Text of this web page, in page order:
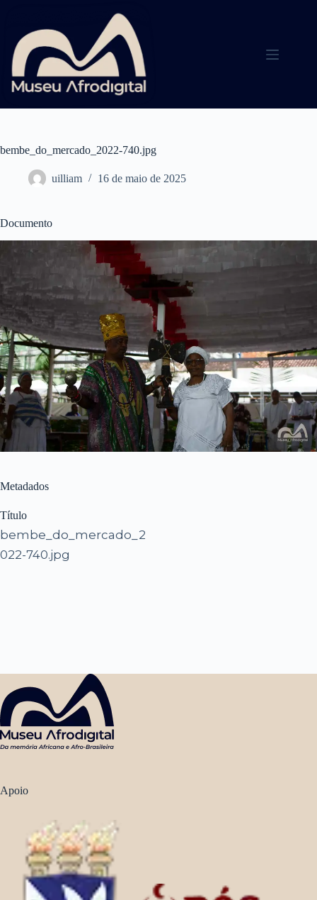
conteúdo
bembe_do_mercado_2022-740.jpg
uilliam 16 de maio de 2025
Documento
Metadados
Título
bembe_do_mercado_2
022-740.jpg
Apoio